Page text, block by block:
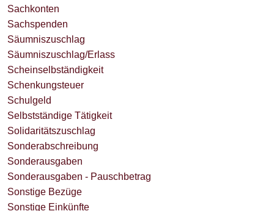
Sachkonten
Sachspenden
Säumniszuschlag
Säumniszuschlag/Erlass
Scheinselbständigkeit
Schenkungsteuer
Schulgeld
Selbstständige Tätigkeit
Solidaritätszuschlag
Sonderabschreibung
Sonderausgaben
Sonderausgaben - Pauschbetrag
Sonstige Bezüge
Sonstige Einkünfte